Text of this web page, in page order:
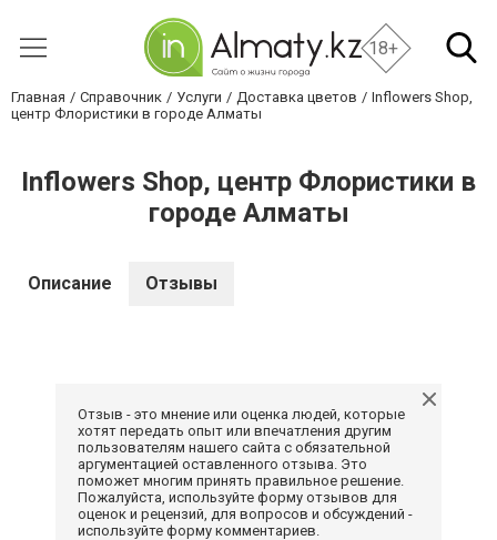
18+
Главная Справочник Услуги Доставка цветов
Inflowers Shop,
центр Флористики в городе Алматы
Inflowers Shop, центр Флористики в
городе Алматы
Описание Отзывы
Отзыв - это мнение или оценка людей, которые
хотят передать опыт или впечатления другим
пользователям нашего сайта с обязательной
аргументацией оставленного отзыва. Это
поможет многим принять правильное решение.
Пожалуйста, используйте форму отзывов для
оценок и рецензий, для вопросов и обсуждений -
используйте форму комментариев.